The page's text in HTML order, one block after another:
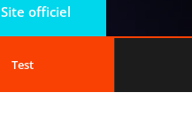
Site officiel
Test